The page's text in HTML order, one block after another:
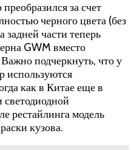
за счет
черного цвета (без
части теперь
GWM вместо
подчеркнуть, что у
используются
как в Китае еще в
рестайлинга модель
кузова.